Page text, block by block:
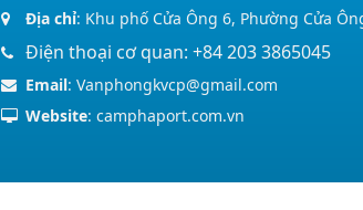
Địa chỉ: Khu phố Cửa Ông 6, Phường Cửa
Điện thoại cơ quan: +84 203 3865045
Email: Vanphongkvcp@gmail.com
Website: camphaport.com.vn